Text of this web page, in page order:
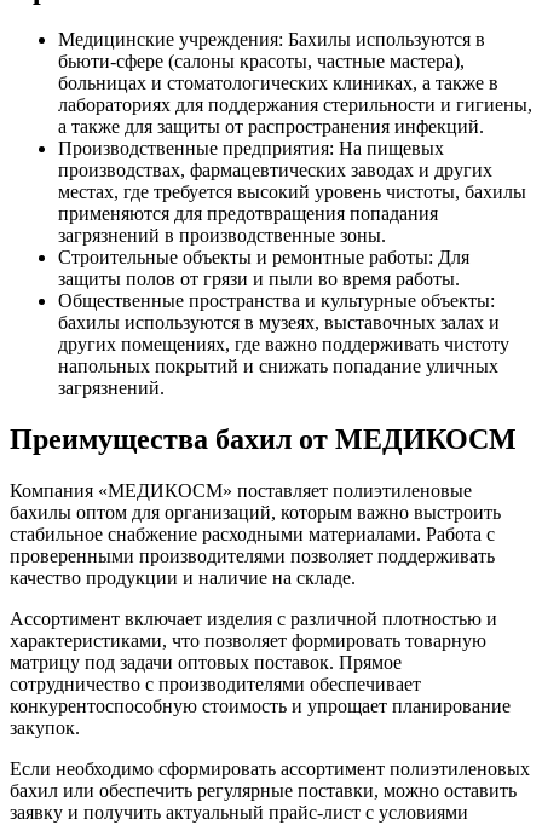
Медицинские учреждения: Бахилы используются в
бьюти-сфере (салоны красоты, частные мастера),
больницах и стоматологических клиниках, а также в
лабораториях для поддержания стерильности и гигиены,
а также для защиты от распространения инфекций.
Производственные предприятия: На пищевых
производствах, фармацевтических заводах и других
местах, где требуется высокий уровень чистоты, бахилы
применяются для предотвращения попадания
загрязнений в производственные зоны.
Строительные объекты и ремонтные работы: Для
защиты полов от грязи и пыли во время работы.
Общественные пространства и культурные объекты:
бахилы используются в музеях, выставочных залах и
других помещениях, где важно поддерживать чистоту
напольных покрытий и снижать попадание уличных
загрязнений.
Преимущества бахил от МЕДИКОСМ
Компания «МЕДИКОСМ» поставляет полиэтиленовые
бахилы оптом для организаций, которым важно выстроить
стабильное снабжение расходными материалами. Работа с
проверенными производителями позволяет поддерживать
качество продукции и наличие на складе.
Ассортимент включает изделия с различной плотностью и
характеристиками, что позволяет формировать товарную
матрицу под задачи оптовых поставок. Прямое
сотрудничество с производителями обеспечивает
конкурентоспособную стоимость и упрощает планирование
закупок.
Если необходимо сформировать ассортимент полиэтиленовых
бахил или обеспечить регулярные поставки, можно оставить
заявку и получить актуальный прайс-лист с условиями